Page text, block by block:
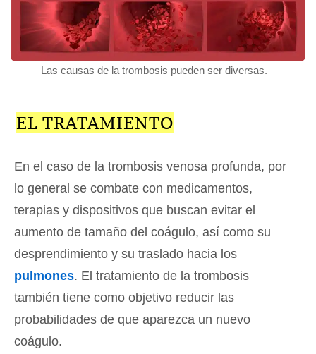
Las causas de la trombosis pueden ser diversas.
EL TRATAMIENTO
En el caso de la trombosis venosa profunda, por
lo general se combate con medicamentos,
terapias y dispositivos que buscan evitar el
aumento de tamaño del coágulo, así como su
desprendimiento y su traslado hacia los
pulmones. El tratamiento de la trombosis
también tiene como objetivo reducir las
probabilidades de que aparezca un nuevo
coágulo.